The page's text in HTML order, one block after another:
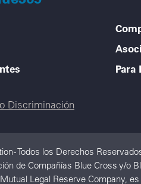
Para
Discriminación
- Todos los Derechos
de Compañías Blue Cross y/o
Legal Reserve Company,